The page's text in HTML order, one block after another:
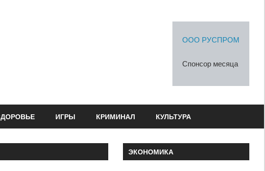
ООО РУСПРОМ
Спонсор месяца
ИГРЫ КРИМИНАЛ КУЛЬТУРА
ЭКОНОМИКА